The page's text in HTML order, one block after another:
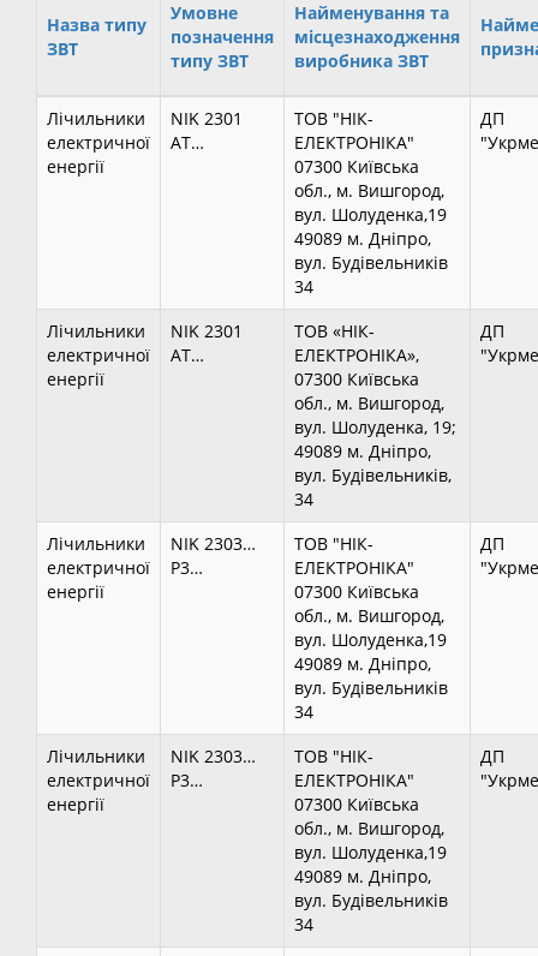
Назва типу
ЗВТ
Умовне
позначення
типу ЗВТ
Найменування та
місцезнаходження
виробника ЗВТ
Лічильники
електричної
енергії
NIK 2301
AT…
ТОВ "НІК-
ЕЛЕКТРОНІКА"
07300 Київська
обл., м. Вишгород,
вул. Шолуденка,19
49089 м. Дніпро,
вул. Будівельників
34
ДП
Лічильники
електричної
енергії
NIK 2301
AT…
ТОВ «НІК-
ЕЛЕКТРОНІКА»,
07300 Київська
обл., м. Вишгород,
вул. Шолуденка, 19;
49089 м. Дніпро,
вул. Будівельників,
34
ДП
Лічильники
електричної
енергії
NIK 2303…
P3…
ТОВ "НІК-
ЕЛЕКТРОНІКА"
07300 Київська
обл., м. Вишгород,
вул. Шолуденка,19
49089 м. Дніпро,
вул. Будівельників
34
ДП
Лічильники
електричної
енергії
NIK 2303…
P3…
ТОВ "НІК-
ЕЛЕКТРОНІКА"
07300 Київська
обл., м. Вишгород,
вул. Шолуденка,19
49089 м. Дніпро,
вул. Будівельників
34
ДП